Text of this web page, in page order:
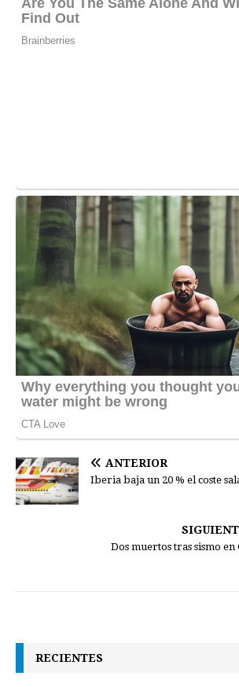
ANTERIOR
Iberia baja un 20 % el coste
Dos muertos tras sismo en
RECIENTES